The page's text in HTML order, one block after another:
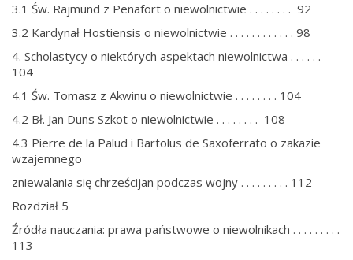
3.1 Św. Rajmund z Peñafort o niewolnictwie . . . . . . . . 92
3.2 Kardynał Hostiensis o niewolnictwie . . . . . . . . . . . . 98
4. Scholastycy o niektórych aspektach niewolnictwa . . . . . .
104
4.1 Św. Tomasz z Akwinu o niewolnictwie . . . . . . . . 104
4.2 Bł. Jan Duns Szkot o niewolnictwie . . . . . . . . 108
4.3 Pierre de la Palud i Bartolus de Saxoferrato o zakazie
wzajemnego
zniewalania się chrześcijan podczas wojny . . . . . . . . . 112
Rozdział 5
Źródła nauczania: prawa państwowe o niewolnikach . . . . . . . . .
113